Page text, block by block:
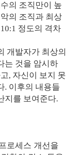
의 조직만이 높
의 조직과 최상
정도의 격차
개발자가 최상의
는 것을 암시하
, 자신이 보지 못
. 이후의 내용들
지를 보여준다.
로세스 개선을